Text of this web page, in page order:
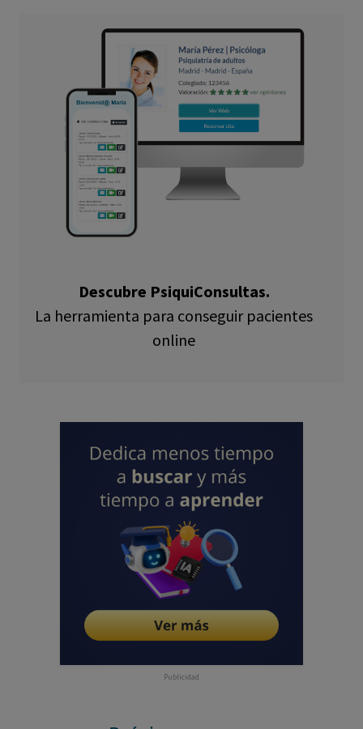
Descubre PsiquiConsultas.
La herramienta para conseguir pacientes
online
Publicidad